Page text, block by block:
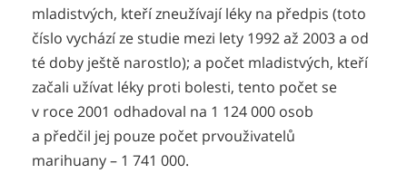
mladistvých, kteří zneužívají léky na předpis (toto
číslo vychází ze studie mezi lety 1992 až 2003 a od
té doby ještě narostlo); a počet mladistvých, kteří
začali užívat léky proti bolesti, tento počet se
v roce 2001 odhadoval na 1 124 000 osob
a předčil jej pouze počet prvouživatelů
marihuany – 1 741 000.